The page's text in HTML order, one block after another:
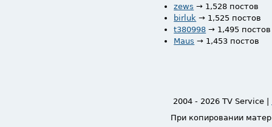
zews → 1,528 постов
birluk → 1,525 постов
t380998 → 1,495 постов
Maus → 1,453 постов
2004 - 2026 TV Service |
При копировании